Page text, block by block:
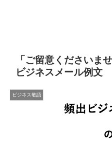
「ご留意くださいま
ビジネスメール例文
ビジネス敬語